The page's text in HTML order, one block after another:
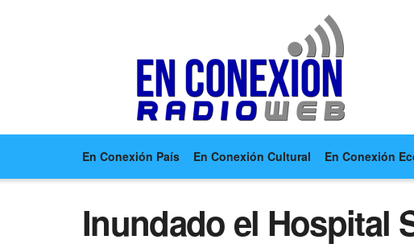
En Conexión País En Conexión Cultural En Conexión
Inundado el Hospital